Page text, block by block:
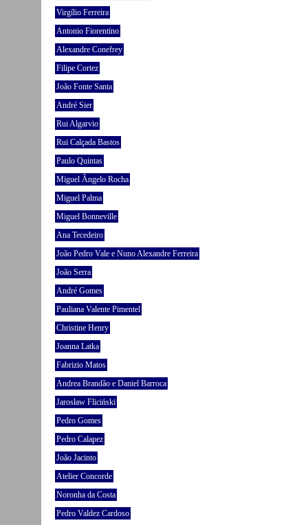
Virgílio Ferreira
Antonio Fiorentino
Alexandre Conefrey
Filipe Cortez
João Fonte Santa
André Sier
Rui Algarvio
Rui Calçada Bastos
Paulo Quintas
Miguel Ângelo Rocha
Miguel Palma
Miguel Bonneville
Ana Tecedeiro
João Pedro Vale e Nuno Alexandre Ferreira
João Serra
André Gomes
Pauliana Valente Pimentel
Christine Henry
Joanna Latka
Fabrizio Matos
Andrea Brandão e Daniel Barroca
Jarosław Fliciński
Pedro Gomes
Pedro Calapez
João Jacinto
Atelier Concorde
Noronha da Costa
Pedro Valdez Cardoso